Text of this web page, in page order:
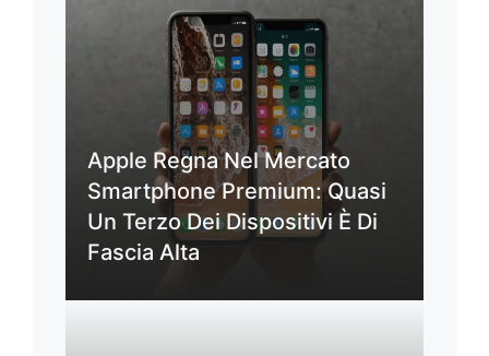
Apple Regna Nel Mercato
Smartphone Premium: Quasi
Un Terzo Dei Dispositivi È Di
Fascia Alta